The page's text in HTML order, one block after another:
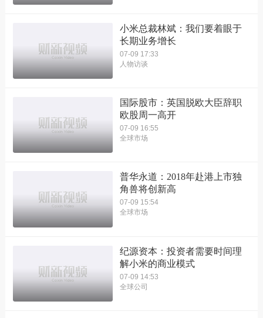
小米总裁林斌：我们要着眼于
长期业务增长
07-09 17:33
人物访谈
国际股市：英国脱欧大臣辞职
欧股周一高开
07-09 16:55
全球市场
普华永道：2018年赴港上市独
角兽将创新高
07-09 15:54
全球市场
纪源资本：投资者需要时间理
解小米的商业模式
07-09 14:53
全球公司